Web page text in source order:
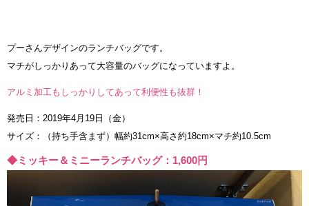
プーさんデザインのランチバッグです。
マチがしっかりあって大容量のバッグになっていますよ。
アルミ加工もしっかりしてあって利便性も抜群！
発売日：2019年4月19日（金）
サイズ：（持ち手含まず）幅約31cm×高さ約18cm×マチ約10.5cm
◆ミッキー＆ミニーランチバッグ：1,600円